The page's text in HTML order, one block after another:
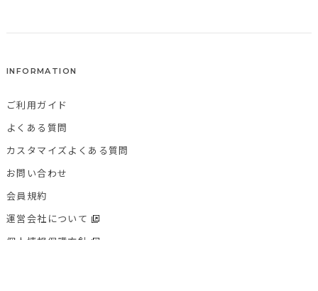
INFORMATION
ご利用ガイド
よくある質問
カスタマイズよくある質問
お問い合わせ
会員規約
運営会社について
個人情報保護方針